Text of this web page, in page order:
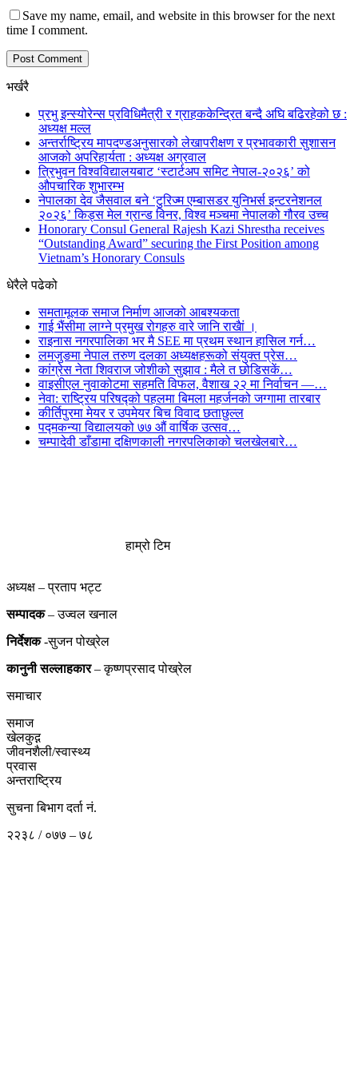
Save my name, email, and website in this browser for the next
time I comment.
भर्खरै
प्रभु इन्स्योरेन्स प्रविधिमैत्री र ग्राहककेन्द्रित बन्दै अघि बढिरहेको छ :
अध्यक्ष मल्ल
अन्तर्राष्ट्रिय मापदण्डअनुसारको लेखापरीक्षण र प्रभावकारी सुशासन
आजको अपरिहार्यता : अध्यक्ष अग्रवाल
त्रिभुवन विश्वविद्यालयबाट ‘स्टार्टअप समिट नेपाल-२०२६’ को
औपचारिक शुभारम्भ
नेपालका देव जैसवाल बने ‘टुरिज्म एम्बासडर युनिभर्स इन्टरनेशनल
२०२६’ किड्स मेल ग्रान्ड विनर, विश्व मञ्चमा नेपालको गौरव उच्च
Honorary Consul General Rajesh Kazi Shrestha receives
“Outstanding Award” securing the First Position among
Vietnam’s Honorary Consuls
धेरैले पढेको
समतामूलक समाज निर्माण आजको आबश्यकता
गाई भैंसीमा लाग्ने प्रमुख रोगहरु वारे जानि राखैां ।
राइनास नगरपालिका भर मै SEE मा प्रथम स्थान हासिल गर्न…
लमजुङमा नेपाल तरुण दलका अध्यक्षहरूको संयुक्त प्रेस…
कांग्रेस नेता शिवराज जोशीको सुझाव : मैले त छोडिसकें…
वाइसीएल नुवाकोटमा सहमति विफल, वैशाख २२ मा निर्वाचन —…
नेवा: राष्ट्रिय परिषद्को पहलमा बिमला महर्जनको जग्गामा तारबार
कीर्तिपुरमा मेयर र उपमेयर बिच विवाद छताछुल्ल
पद्मकन्या विद्यालयको ७७ औं ‌‌वार्षिक ‌उत्सव…
चम्पादेवी डाँडामा दक्षिणकाली नगरपलिकाको चलखेलबारे…
हाम्रो टिम
अध्यक्ष – प्रताप भट्ट
सम्पादक– उज्वल खनाल
निर्देशक-सुजन पोख्रेल
कानुनी सल्लाहकार– कृष्णप्रसाद पोख्रेल
समाचार
समाज
खेलकुद़़
जीवनशैली/स्वास्थ्य
प्रवास
अन्तराष्ट्रिय
सुचना बिभाग दर्ता नं.
२२३८ / ०७७ – ७८